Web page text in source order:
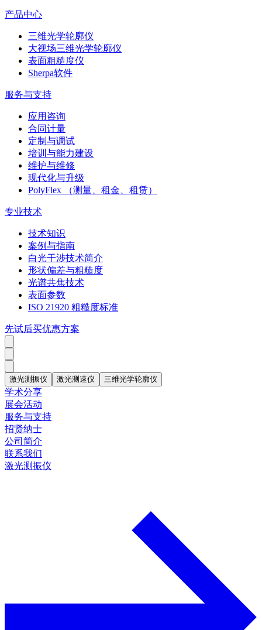
产品中心
三维光学轮廓仪
大视场三维光学轮廓仪
表面粗糙度仪
Sherpa软件
服务与支持
应用咨询
合同计量
定制与调试
培训与能力建设
维护与维修
现代化与升级
PolyFlex （测量、租金、租赁）
专业技术
技术知识
案例与指南
白光干涉技术简介
形状偏差与粗糙度
光谱共焦技术
表面参数
ISO 21920 粗糙度标准
先试后买优惠方案
激光测振仪 激光测速仪 三维光学轮廓仪
学术分享
展会活动
服务与支持
招贤纳士
公司简介
联系我们
激光测振仪